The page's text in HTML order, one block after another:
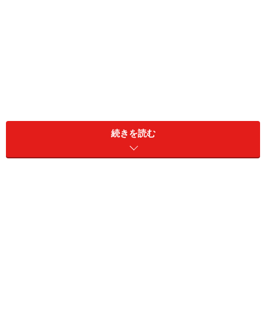
の印象を左右する要素のひとつです。美白ケアで肌の白さに
磨きをかけますか？それとも海外セレブのようなテラコッタ
色の日焼け肌を目指しますか？
続きを読む